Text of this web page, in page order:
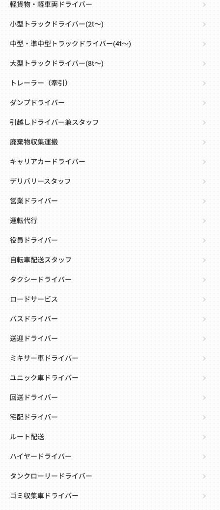
軽貨物・軽車両ドライバー
小型トラックドライバー(2t～)
中型・準中型トラックドライバー(4t～)
大型トラックドライバー(8t～)
トレーラー（牽引）
ダンプドライバー
引越しドライバー兼スタッフ
廃棄物収集運搬
キャリアカードライバー
デリバリースタッフ
営業ドライバー
運転代行
役員ドライバー
自転車配送スタッフ
タクシードライバー
ロードサービス
バスドライバー
送迎ドライバー
ミキサー車ドライバー
ユニック車ドライバー
回送ドライバー
宅配ドライバー
ルート配送
ハイヤードライバー
タンクローリードライバー
ゴミ収集車ドライバー